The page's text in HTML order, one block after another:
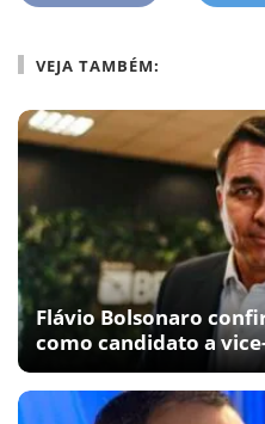
VEJA TAMBÉM:
Flávio Bolsonaro
como candidato a